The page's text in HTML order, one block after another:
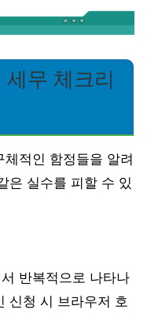
무 체크리
적인 함정들을 알려
은 실수를 피할 수 있
반복적으로 나타나
신청 시 브라우저 호